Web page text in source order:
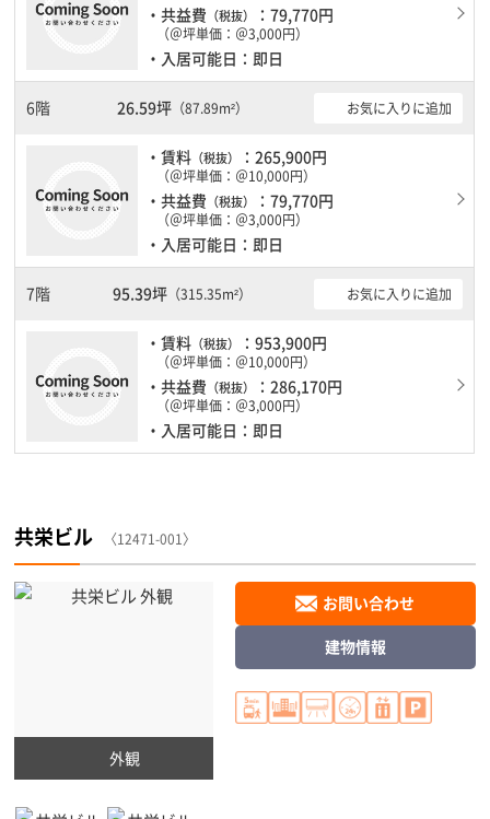
・共益費 （税抜） ：79,770円
（＠坪単価：＠3,000円）
・入居可能日：即日
6階 26.59坪（87.89m²） お気に入りに追加
・賃料 （税抜） ：265,900円
（＠坪単価：＠10,000円）
・共益費 （税抜） ：79,770円
（＠坪単価：＠3,000円）
・入居可能日：即日
7階 95.39坪 （315.35m²） お気に入りに追加
・賃料 （税抜） ：953,900円
（＠坪単価：＠10,000円）
・共益費 （税抜） ：286,170円
（＠坪単価：＠3,000円）
・入居可能日：即日
共栄ビル 〈12471-001〉
外観
お問い合わせ
建物情報